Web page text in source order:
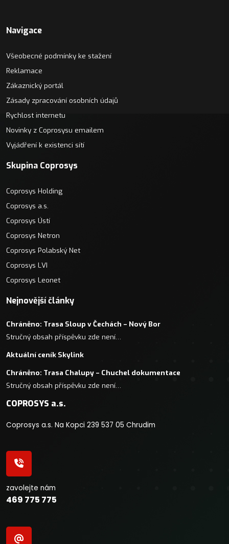
Navigace
Všeobecné podmínky ke stažení
Reklamace
Zákaznický portál
Zásady zpracování osobních údajů
Rychlost internetu
Novinky z Coprosysu emailem
Vyjádření k existenci sítí
Skupina Coprosys
Coprosys Holding
Coprosys a.s.
Coprosys Ústí
Coprosys Netron
Coprosys Polabský Net
Coprosys LVI
Coprosys Leonet
Nejnovější články
Chráněno: Trasa Sloup v Čechách – Nový Bor
Stručný obsah příspěvku zde není…
Aktuální ceník Skylink
Chráněno: Trasa Chalupy – Chuchel dokumentace
Stručný obsah příspěvku zde není…
COPROSYS a.s.
Coprosys a.s. Na Kopci 239 537 05 Chrudim
zavolejte nám
469 775 775